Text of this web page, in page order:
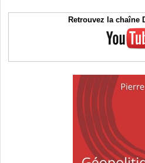
Retrouvez la chaîne